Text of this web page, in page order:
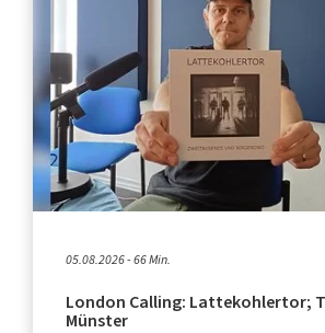
05.08.2026 - 66 Min.
London Calling: Lattekohlertor;
Münster